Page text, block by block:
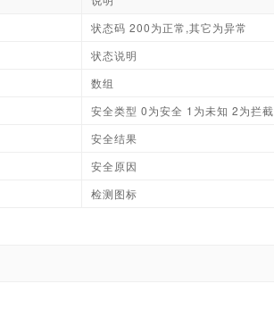
状态码 200为正常,其它为异常
状态说明
数组
安全类型 0为安全 1为未知 2为拦截
安全结果
安全原因
检测图标